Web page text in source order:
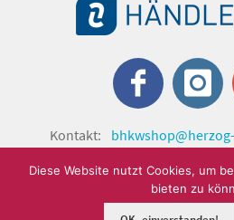
Kontakt:
© shop.herzog-
Sanitärtechnik
Diese Website nutzt Cookies, um
bieten zu